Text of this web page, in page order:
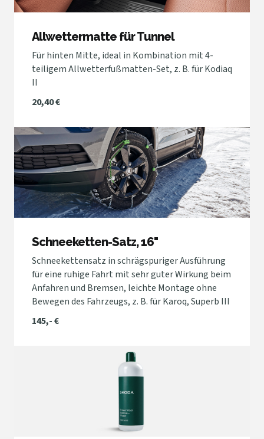
Allwettermatte für Tunnel
Für hinten Mitte, ideal in Kombination mit 4-
teiligem Allwetterfußmatten-Set, z. B. für Kodiaq
II
20,40 €
Schneeketten-Satz, 16"
Schneekettensatz in schrägspuriger Ausführung
für eine ruhige Fahrt mit sehr guter Wirkung beim
Anfahren und Bremsen, leichte Montage ohne
Bewegen des Fahrzeugs, z. B. für Karoq, Superb III
145,- €